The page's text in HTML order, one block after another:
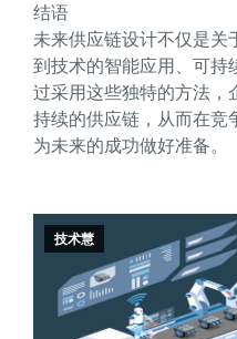
结语
未来供应链设计不仅是关
到技术的智能应用、可持
过采用这些独特的方法，
持续的供应链，从而在竞
为未来的成功做好准备。
技术慧